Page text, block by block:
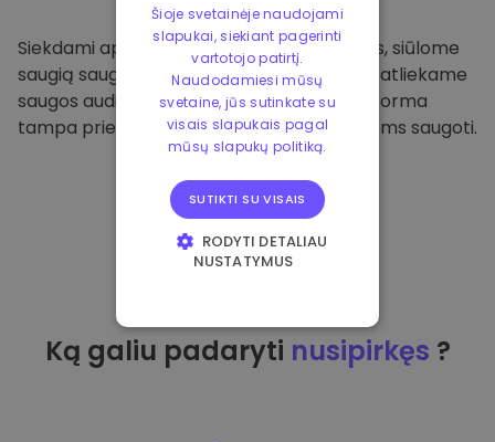
Siekdami apsaugoti savo klientus ir jų lėšas, siūlome
saugią saugyklą neprisijungus ir reguliariai atliekame
saugos auditus. Dėl šio požiūrio mūsų platforma
tampa prieglobsčiu ir kitoms kriptovaliutoms saugoti.
Ką galiu padaryti nusipirkęs ?
Šioje svetainėje naudojami
slapukai, siekiant pagerinti
vartotojo patirtį.
Naudodamiesi mūsų
svetaine, jūs sutinkate su
visais slapukais pagal
mūsų slapukų politiką.
SUTIKTI SU VISAIS
RODYTI DETALIAU
NUSTATYMUS
VEIKIMĄ GERINANTYS